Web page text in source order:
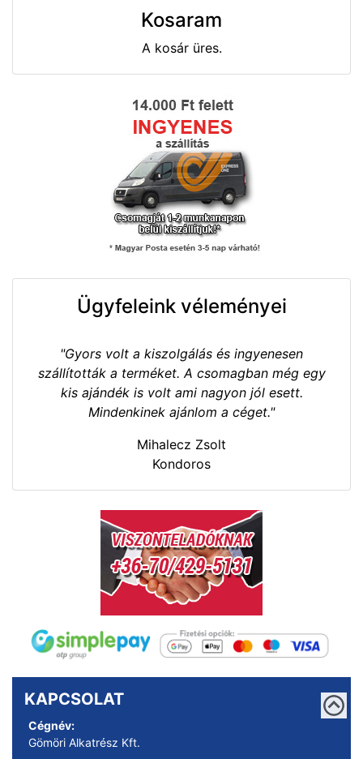
Kosaram
A kosár üres.
Ügyfeleink véleményei
"Gyors volt a kiszolgálás és ingyenesen
szállították a terméket. A csomagban még egy
kis ajándék is volt ami nagyon jól esett.
Mindenkinek ajánlom a céget."
Mihalecz Zsolt
Kondoros
KAPCSOLAT
Cégnév:
Gömöri Alkatrész Kft.